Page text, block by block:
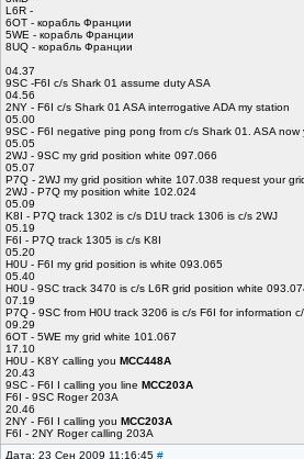
L6R -
6OT - корабль Франции
5WE - корабль Франции
8UQ - корабль Франции
04.37
9SC -F6I c/s Shark 01 assume duty ASA
04.56
2NY - F6I c/s Shark 01 ASA interrogative ADA my station
05.00
9SC - F6I negative ping pong from c/s Shark 01. ASA
05.05
2WJ - 9SC my grid position white 097.066
05.07
P7Q - 2WJ my grid position white 107.038 request your
2WJ - P7Q my position white 102.024
05.09
K8I - P7Q track 1302 is c/s D1U track 1306 is c/s 2WJ
05.19
F6I - P7Q track 1305 is c/s K8I
05.20
H0U - F6I my grid position is white 093.065
05.40
H0U - 9SC track 3470 is c/s L6R grid position white
07.19
P7Q - 9SC from H0U track 3206 is c/s F6I for information
09.29
6OT - 5WE my grid white 101.067
17.10
H0U - K8Y calling you MCC448A
20.43
9SC - F6I I calling you line MCC203A
F6I - 9SC Roger 203A
20.46
2NY - F6I I calling you MCC203A
F6I - 2NY Roger calling 203A
Дата: 23 Сен 2009 11:16:45 #